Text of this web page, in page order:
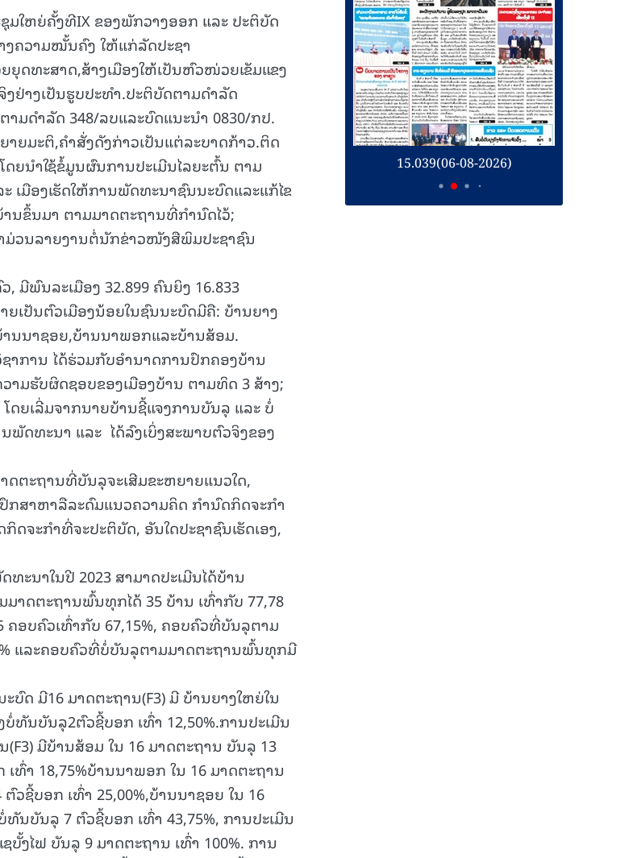
ໃຫຍ່ຄັ້ງທີIX ຂອງພັກວາງອອກ ແລະ ປະຕິບັດ
ຄວາມໝັ້ນຄົງ ໃຫ້ແກ່ລັດປະຊາ
ດທະສາດ,ສ້າງເມືອງໃຫ້ເປັນຫົວໜ່ວຍເຂັມແຂງ
ຢ່າງເປັນຮູບປະທໍາ.ປະຕິບັດຕາມດໍາລັດ
ດຳລັດ 348/ລບແລະບົດແນະນໍາ 0830/ກປ.
ຍມະຕິ,ຄໍາສັ່ງດັງກ່າວເປັນແຕ່ລະບາດກ້າວ.ຕິດ
ຍນໍາໃຊ້ຂໍ້ມູນຜົນການປະເມີນໄລຍະຕົ້ນ ຕາມ
ເມືອງເຮັດໃຫ້ການພັດທະນາຊົນນະບົດແລະແກ້ໄຂ
ນຂຶ້ນມາ ຕາມມາດຕະຖານທີ່ກຳນົດໄວ້;
າມ່ວນລາຍງານຕໍ່ນັກຂ່າວໜັງສືພິມປະຊາຊົນ
ມີພົນລະເມືອງ 32.899 ຄົນຍິງ 16.833
ເປັນຕົວເມືອງນ້ອຍໃນຊົນນະບົດມີຄື: ບ້ານຍາງ
ນນາຊອຍ,ບ້ານນາພອກແລະບ້ານສ້ອມ.
າການ ໄດ້ຮ່ວມກັບອຳນາດການປົກຄອງບ້ານ
ມຮັບຜິດຊອບຂອງເມືອງບ້ານ ຕາມທິດ 3 ສ້າງ;
ດຍເລີ່ມຈາກນາຍບ້ານຊີ້ແຈງການບັນລຸ ແລະ ບໍ່
ດທະນາ ແລະ ໄດ້ລົງເບິ່ງສະພາບຕົວຈິງຂອງ
ດຕະຖານທີ່ບັນລຸຈະເສີມຂະຫຍາຍແນວໃດ,
ສາຫາລືລະດົມແນວຄວາມຄິດ ກໍານົດກິດຈະກໍາ
ຈະກໍາທີ່ຈະປະຕິບັດ, ອັນໃດປະຊາຊົນເຮັດເອງ,
ນາໃນປີ 2023 ສາມາດປະເມີນໄດ້ບ້ານ
າດຕະຖານພົ້ນທຸກໄດ້ 35 ບ້ານ ເທົ່າກັບ 77,78
ອບຄົວເທົ່າກັບ 67,15%, ຄອບຄົວທີ່ບັນລຸຕາມ
ແລະຄອບຄົວທີ່ບໍ່ບັນລຸຕາມມາດຕະຖານພົ້ນທຸກມີ
ບົດ ມີ16 ມາດຕະຖານ(F3) ມີ ບ້ານຍາງໃຫຍ່ໃນ
ທັນບັນລຸ2ຕົວຊີ້ບອກ ເທົ່າ 12,50%.ການປະເມີນ
ມີບ້ານສ້ອມ ໃນ 16 ມາດຕະຖານ ບັນລຸ 13
ທົ່າ 18,75%ບ້ານນາພອກ ໃນ 16 ມາດຕະຖານ
ຊີ້ບອກ ເທົ່າ 25,00%,ບ້ານນາຊອຍ ໃນ 16
ນບັນລຸ 7 ຕົວຊີ້ບອກ ເທົ່າ 43,75%, ການປະເມີນ
ບັ້ງໄຟ ບັນລຸ 9 ມາດຕະຖານ ເທົ່າ 100%. ການ
15.040(07-08-2026) 15.039(06-08-2026)